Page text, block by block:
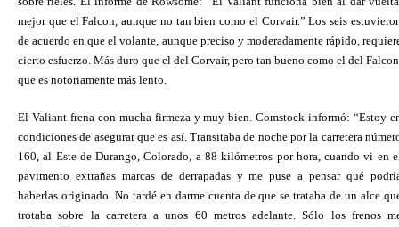
mejor que el Falcon, aunque no tan bien como el Corvair.” Los seis
de acuerdo en que el volante, aunque preciso y moderadamente rápido,
cierto esfuerzo. Más duro que el del Corvair, pero tan bueno como el del
que es notoriamente más lento.
El Valiant frena con mucha firmeza y muy bien. Comstock informó: “Estoy
condiciones de asegurar que es así. Transitaba de noche por la carretera
160, al Este de Durango, Colorado, a 88 kilómetros por hora, cuando vi en
pavimento extrañas marcas de derrapadas y me puse a pensar qué
haberlas originado. No tardé en darme cuenta de que se trataba de un alce
trotaba sobre la carretera a unos 60 metros adelante. Sólo los frenos